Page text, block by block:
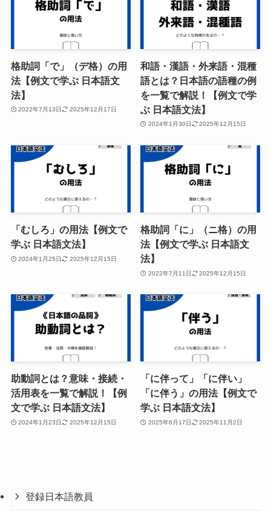
格助詞「で」（デ格）の用
法【例文で学ぶ 日本語文
法】
2022年7月13日 2025年12月17日
和語・漢語・外来語・混種
語とは？日本語の語種の例
を一覧で解説！【例文で学
ぶ 日本語文法】
2024年1月30日 2025年12月15日
「むしろ」の用法【例文で
学ぶ 日本語文法】
2024年1月25日 2025年12月15日
格助詞「に」（ニ格）の用
法【例文で学ぶ 日本語文
法】
2022年7月11日 2025年12月15日
助動詞とは？意味・接続・
活用表を一覧で解説！【例
文で学ぶ 日本語文法】
2024年1月23日 2025年12月15日
「に伴って」「に伴い」
「に伴う」の用法【例文で
学ぶ 日本語文法】
2025年6月17日 2025年11月2日
登録日本語教員